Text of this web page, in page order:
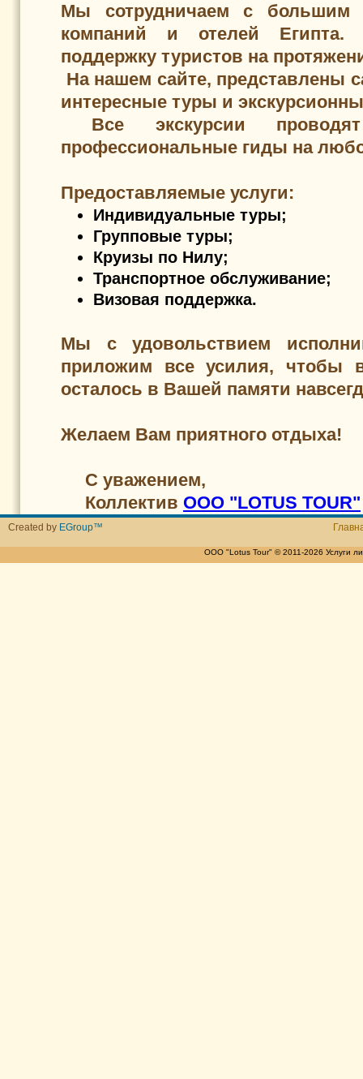
Мы сотрудничаем с большим
компаний и отелей Египта.
поддержку туристов на
На нашем сайте, представлены
интересные туры и
Все экскурсии
профессиональные гиды на
Предоставляемые услуги:
Индивидуальные туры;
Групповые туры;
Круизы по Нилу;
Транспортное обслуживание;
Визовая поддержка.
Мы с удовольствием
приложим все усилия, чтобы
осталось в Вашей памяти
Желаем Вам приятного отдыха!
C уважением,
Коллектив ООО "LOTUS TOUR"
Created by EGroup™
ООО "Lotus Tour" © 2011-2026 Услуги